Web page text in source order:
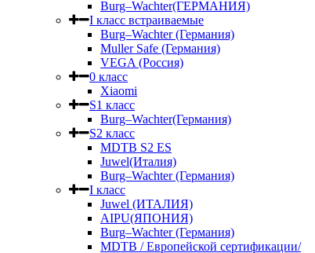
Burg–Wachter(ГЕРМАНИЯ)
I класс встраиваемые
Burg–Wachter (Германия)
Muller Safe (Германия)
VEGA (Россия)
0 класс
Xiaomi
S1 класс
Burg–Wachter(Германия)
S2 класс
MDTB S2 ES
Juwel(Италия)
Burg–Wachter (Германия)
I класс
Juwel (ИТАЛИЯ)
AIPU(ЯПОНИЯ)
Burg–Wachter (Германия)
MDTB / Европейской сертификации/